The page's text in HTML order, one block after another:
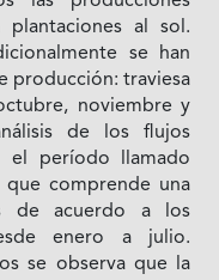
plantaciones al sol.
se han
producción: traviesa
noviembre y
de los flujos
el período llamado
comprende una
de acuerdo a los
enero a julio.
se observa que la